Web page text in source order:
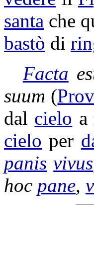
santa che
bastò di
Facta
suum (
dal cielo a
cielo per
panis vivus
hoc pane,